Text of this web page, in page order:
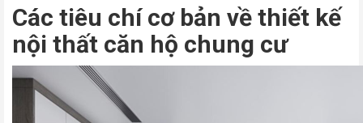
Các tiêu chí cơ bản về thiết kế
nội thất căn hộ chung cư